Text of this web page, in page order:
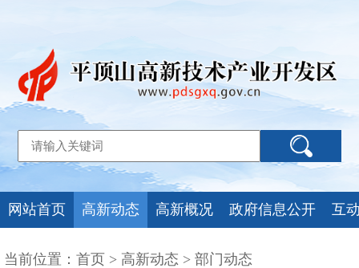
网站首页 高新动态 高新概况 政府信息公开 互
当前位置： 首页 > 高新动态 > 部门动态